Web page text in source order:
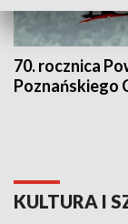
70. rocznica
Poznańskiego
KULTURA I